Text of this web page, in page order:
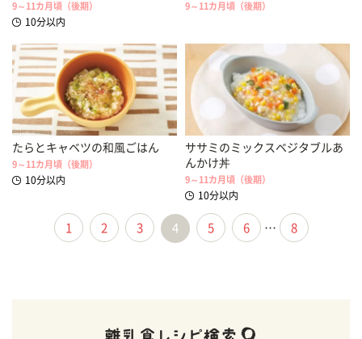
9～11カ月頃（後期）
10分以内
9～11カ月頃（後期）
たらとキャベツの和風ごはん
9～11カ月頃（後期）
10分以内
ササミのミックスベジタブルあ
んかけ丼
9～11カ月頃（後期）
10分以内
1 2 3 4 5 6 … 8